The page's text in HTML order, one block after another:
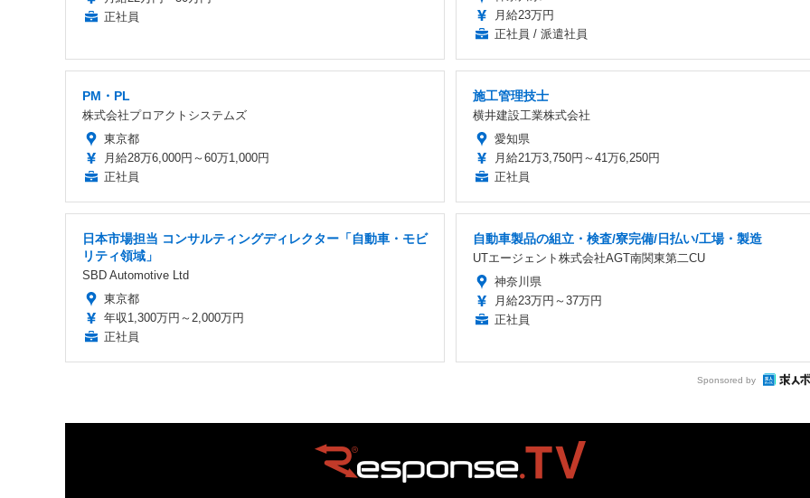
正社員
月給23万円
正社員 / 派遣社員
PM・PL
株式会社プロアクトシステムズ
東京都
月給28万6,000円～60万1,000円
正社員
施工管理技士
横井建設工業株式会社
愛知県
月給21万3,750円～41万6,250円
正社員
日本市場担当 コンサルティングディレクター「自動車・モビ
リティ領域」
SBD Automotive Ltd
東京都
年収1,300万円～2,000万円
正社員
自動車製品の組立・検査/寮完備/日払い/工場・製造
UTエージェント株式会社AGT南関東第二CU
神奈川県
月給23万円～37万円
正社員
Sponsored by